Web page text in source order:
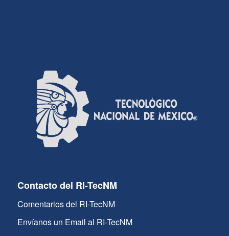
Contacto del RI-TecNM
Comentarios del RI-TecNM
Envíanos un Email al RI-TecNM